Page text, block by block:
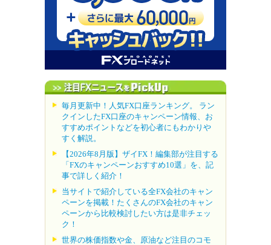
毎月更新中！人気FX口座ランキング。 ラン
クインしたFX口座のキャンペーン情報、お
すすめポイントなどを初心者にもわかりや
すく解説。
【2026年8月版】ザイFX！編集部が注目する
「FXのキャンペーンおすすめ10選」を、記
事で詳しく紹介！
当サイトで紹介している全FX会社のキャン
ペーンを掲載！たくさんのFX会社のキャン
ペーンから比較検討したい方は是非チェッ
ク！
世界の株価指数や金、原油など注目のコモ